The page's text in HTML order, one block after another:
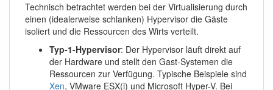
Technisch betrachtet werden bei der Virtualisierung durch
einen (idealerweise schlanken) Hypervisor die Gäste
isoliert und die Ressourcen des Wirts verteilt.
Typ-1-Hypervisor: Der Hypervisor läuft direkt auf
der Hardware und stellt den Gast-Systemen die
Ressourcen zur Verfügung. Typische Beispiele sind
Xen, VMware ESX(i) und Microsoft Hyper-V. Bei